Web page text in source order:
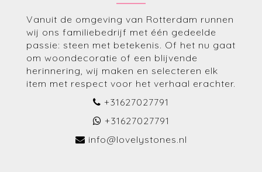
Vanuit de omgeving van Rotterdam runnen
wij ons familiebedrijf met één gedeelde
passie: steen met betekenis. Of het nu gaat
om woondecoratie of een blijvende
herinnering, wij maken en selecteren elk
item met respect voor het verhaal erachter.
+31627027791
+31627027791
info@lovelystones.nl